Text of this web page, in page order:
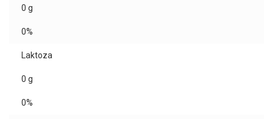
0 g
0%
Laktoza
0 g
0%